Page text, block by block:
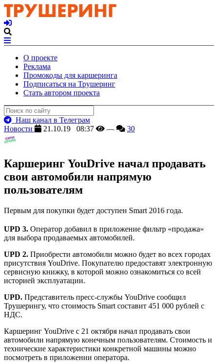
О проекте
Реклама
Промокоды для каршеринга
Подписаться на Трушеринг
Стать автором проекта
Наш канал в Телеграм
Новости
21.10.19 08:37 — 30
Каршеринг YouDrive начал продавать
свои автомобили напрямую
пользователям
Первым для покупки будет доступен Smart 2016 года.
UPD 3. Оператор добавил в приложение фильтр «продажа»
для выбора продаваемых автомобилей.
UPD 2. Приобрести автомобили можно будет во всех городах
присутствия YouDrive. Покупателю предоставят электронную
сервисную книжку, в которой можно ознакомиться со всей
историей эксплуатации.
UPD. Представитель пресс-службы YouDrive сообщил
Трушерингу, что стоимость Smart составит 451 000 рублей с
НДС.
Каршеринг YouDrive c 21 октября начал продавать свои
автомобили напрямую конечным пользователям. Стоимость и
технические характеристики конкретной машины можно
посмотреть в приложении оператора.